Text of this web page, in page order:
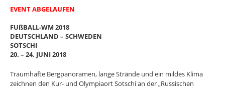
EVENT ABGELAUFEN
FUßBALL-WM 2018
DEUTSCHLAND – SCHWEDEN
SOTSCHI
20. – 24. JUNI 2018
Traumhafte Bergpanoramen, lange Strände und ein mildes Klima
zeichnen den Kur- und Olympiaort Sotschi an der „Russischen